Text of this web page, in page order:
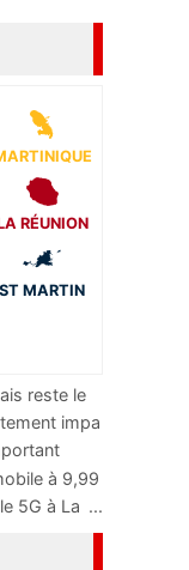
RÉUNION
ST MARTIN
reste le
...
impa
...
à 9,99
5G à La ...